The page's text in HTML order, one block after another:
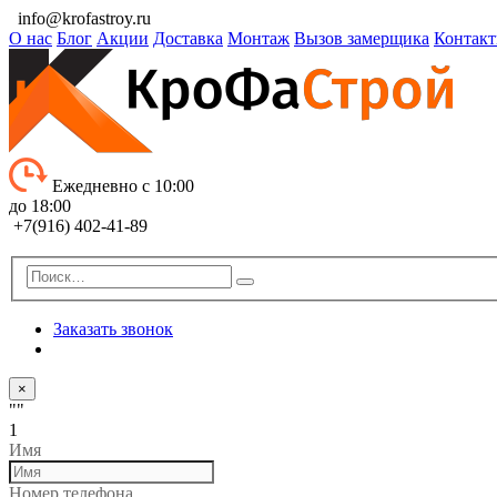
info@krofastroy.ru
О нас Блог Акции Доставка Монтаж Вызов замерщика
Ежедневно с 10:00
до 18:00
+7(916) 402-41-89
Заказать звонок
×
""
1
Имя
Номер телефона